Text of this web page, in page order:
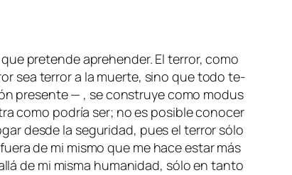
pre­ten­de aprehen­der. El te­rror, co­mo
sea te­rror a la muer­te, sino que to­do te­
pre­sen­te — , se cons­tru­ye co­mo mo­dus
co­mo po­dría ser; no es po­si­ble co­no­cer
des­de la se­gu­ri­dad, pues el te­rror só­lo
de mi mis­mo que me ha­ce es­tarmás
de mi mis­ma hu­ma­ni­dad, só­lo en tan­to